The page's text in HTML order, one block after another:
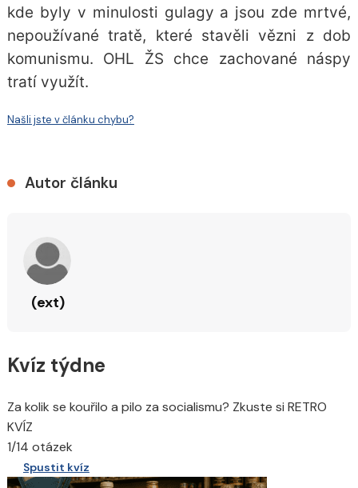
kde byly v minulosti gulagy a jsou zde mrtvé,
nepoužívané tratě, které stavěli vězni z dob
komunismu. OHL ŽS chce zachované náspy
tratí využít.
Našli jste v článku chybu?
Autor článku
(ext)
Kvíz týdne
Za kolik se kouřilo a pilo za socialismu? Zkuste si RETRO
KVÍZ
1/14 otázek
Spustit kvíz